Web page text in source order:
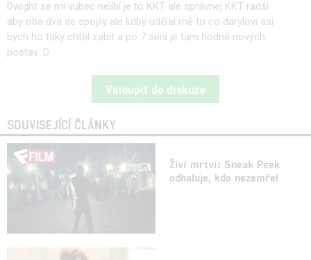
Dwight se mi vubec nelíbí je to KKT ale správnej KKT radši
aby oba dva se spojily ale kdby udělal mě to co darylovi asi
bych ho taky chtěl zabít a po 7 sérii je tam hodně nových
postav :D
Vstoupit do diskuze
SOUVISEJÍCÍ ČLÁNKY
Živí mrtví: Sneak Peek
odhaluje, kdo nezemřel